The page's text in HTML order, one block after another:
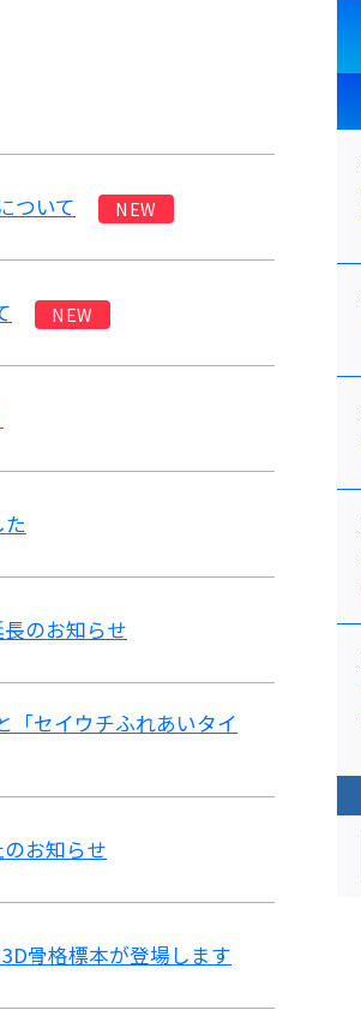
ついて NEW
NEW
のお知らせ
「セイウチふれあいタイ
お知らせ
骨格標本が登場します